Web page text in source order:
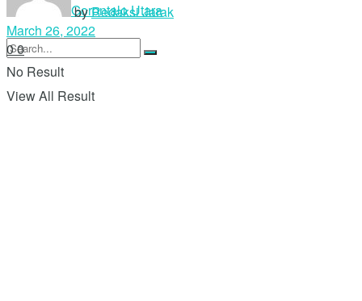
Gorontalo Utara
No Result
View All Result
byRedaksi Jarak
March 26, 2022
00